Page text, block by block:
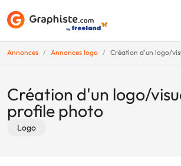
Annonces Annonces logo Création d'un logo/
Création d'un logo/
profile photo
Logo